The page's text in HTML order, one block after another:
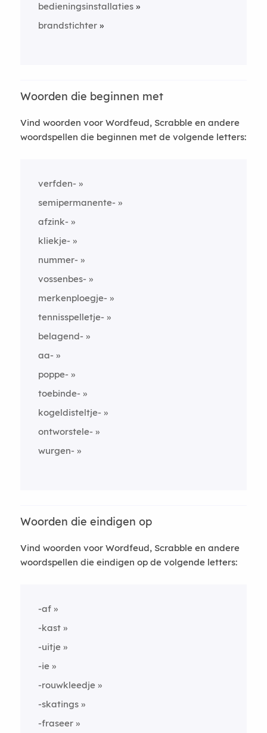
bedieningsinstallaties
brandstichter
Woorden die beginnen met
Vind woorden voor Wordfeud, Scrabble en andere
woordspellen die beginnen met de volgende letters:
verfden-
semipermanente-
afzink-
kliekje-
nummer-
vossenbes-
merkenploegje-
tennisspelletje-
belagend-
aa-
poppe-
toebinde-
kogeldisteltje-
ontworstele-
wurgen-
Woorden die eindigen op
Vind woorden voor Wordfeud, Scrabble en andere
woordspellen die eindigen op de volgende letters:
-af
-kast
-uitje
-ie
-rouwkleedje
-skatings
-fraseer